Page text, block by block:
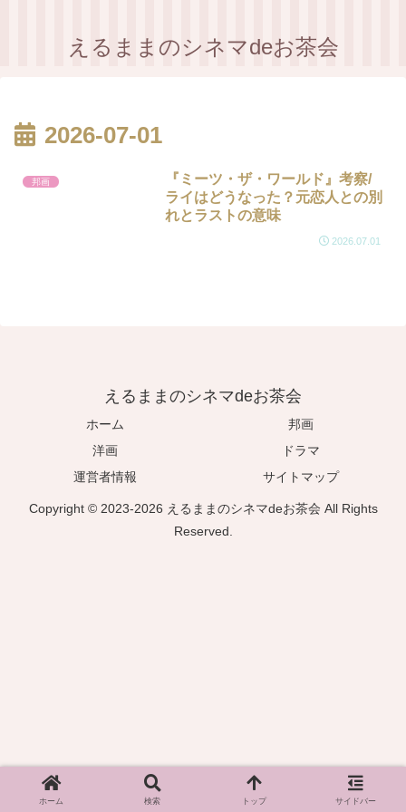
えるままのシネマdeお茶会
2026-07-01
邦画
『ミーツ・ザ・ワールド』考察/
ライはどうなった？元恋人との別
れとラストの意味
2026.07.01
えるままのシネマdeお茶会
ホーム
邦画
洋画
ドラマ
運営者情報
サイトマップ
Copyright © 2023-2026 えるままのシネマdeお茶会 All Rights
Reserved.
ホーム 検索 トップ サイドバー